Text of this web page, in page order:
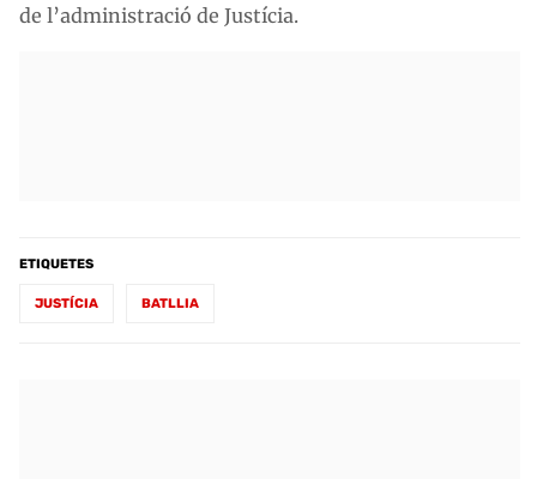
de l’administració de Justícia.
ETIQUETES
JUSTÍCIA BATLLIA